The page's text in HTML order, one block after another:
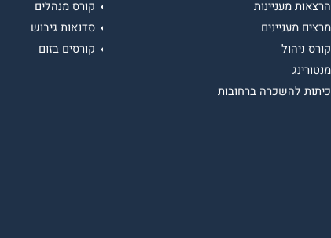
הרצאות מעניינות
מרצים מעניינים
קורס ניהול
מנטורינג
כיתות להשכרה ברחובות
קורס מנהלים
סדנאות גיבוש
קורסים בזום